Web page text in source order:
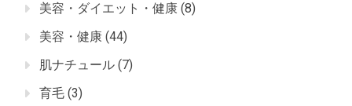
美容・ダイエット・健康 (8)
美容・健康 (44)
肌ナチュール (7)
育毛 (3)